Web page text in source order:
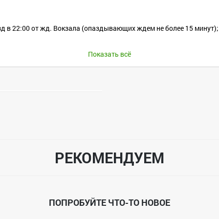
в 22:00 от жд. Вокзала (опаздывающих ждем не более 15 минут);
придется самостоятельно найти замену, ТОЛЬКО ТАКИМ
Показать всё
РЕКОМЕНДУЕМ
ПОПРОБУЙТЕ ЧТО-ТО НОВОЕ